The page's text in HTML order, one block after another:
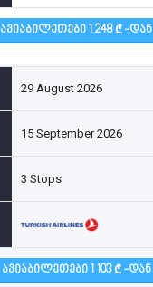
ᲐᲕᲘᲐᲑᲘᲚᲔᲗᲔᲑᲘ 1 248 -ᲓᲐᲜ
29 August 2026
15 September 2026
3 Stops
ᲐᲕᲘᲐᲑᲘᲚᲔᲗᲔᲑᲘ 1 103 -ᲓᲐᲜ